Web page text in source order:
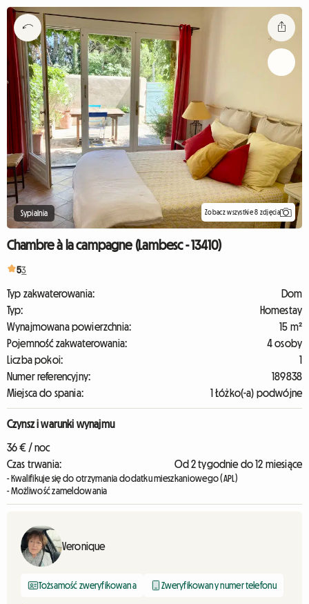
Sypialnia Zobacz wszystkie 8 zdjęcia
Chambre à la campagne (Lambesc - 13410)
53
Typ zakwaterowania:
Dom
Typ:
Homestay
Wynajmowana powierzchnia:
15 m²
Pojemność zakwaterowania:
4 osoby
Liczba pokoi:
1
Numer referencyjny:
189838
Miejsca do spania:
1 Łóżko(-a) podwójne
Czynsz i warunki wynajmu
36 € / noc
Czas trwania:
Od 2 tygodnie do 12 miesiące
- Kwalifikuje się do otrzymania dodatku mieszkaniowego (APL)
- Możliwość zameldowania
Veronique
Tożsamość zweryfikowana Zweryfikowany numer telefonu